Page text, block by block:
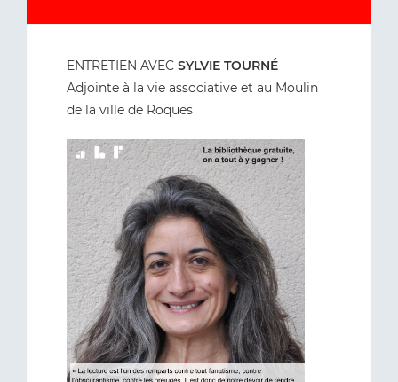
ENTRETIEN AVEC SYLVIE TOURNÉ
Adjointe à la vie associative et au Moulin
de la ville de Roques